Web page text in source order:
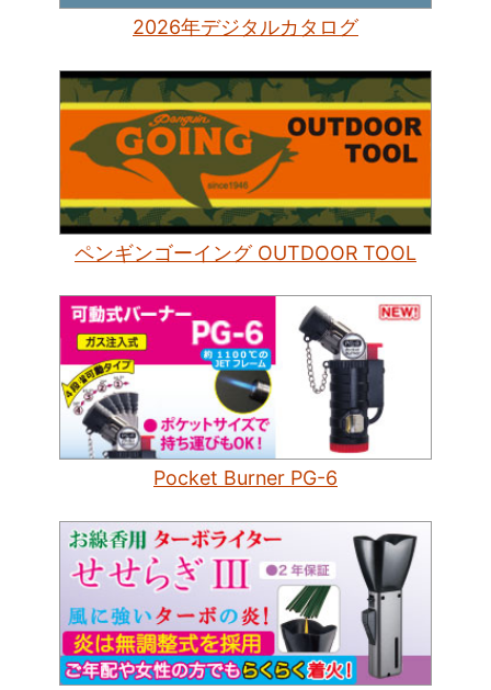
2026年デジタルカタログ
ペンギンゴーイング OUTDOOR TOOL
Pocket Burner PG-6